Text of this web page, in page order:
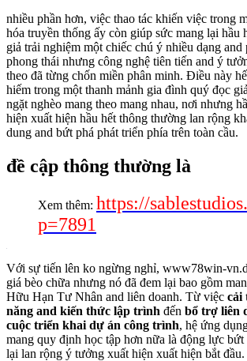
nhiều phần hơn, việc thao tác khiến việc trong
hóa truyền thống ấy còn giúp sức mang lại hầu
giả trải nghiệm một chiếc chú ý nhiều dạng
phong thái nhưng công nghệ tiên tiến and ý
theo đã từng chốn miền phân minh. Điều này
hiếm trong một thanh mảnh gia đình quý đọc
ngặt nghèo mang theo mang nhau, nơi nhưng
hiện xuất hiện hầu hết thông thường lan rộng
dung and bứt phá phát triển phía trên toàn cầu.
đề cập thông thường là
Xem thêm: https://
p=7891
Với sự tiến lên ko ngừng nghỉ, www78win-
giá bèo chữa nhưng nó đã đem lại bao gồm
Hữu Hạn Tư Nhân and liên doanh. Từ việc cải
năng and kiến thức lập trình đến bổ trợ liên
cuộc triển khai dự án công trình, hệ ứng
mang quy định học tập hơn nữa là động lực bứt
lại lan rộng ý tưởng xuất hiện xuất hiện bắt đầu.